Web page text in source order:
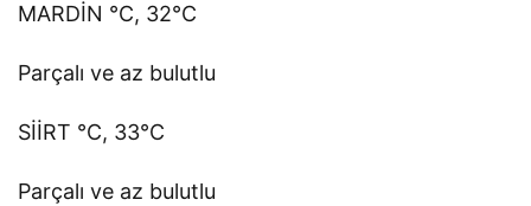
MARDİN °C, 32°C
Parçalı ve az bulutlu
SİİRT °C, 33°C
Parçalı ve az bulutlu